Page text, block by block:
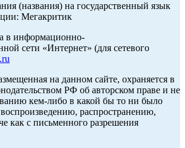
(названия) на государственный язык
Мегакритик
в информационно-
сети «Интернет» (для сетевого
на данном сайте, охраняется в
РФ об авторском праве и не
кем-либо в какой бы то ни было
распространению,
как с письменного разрешения